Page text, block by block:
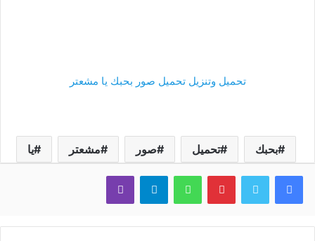
تحميل وتنزيل تحميل صور بحبك يا مشعتر
بحبك تحميل صور مشعتر يا
فيسبوك تويتر بينتيريستواتساب تيلقرام ڤايبر